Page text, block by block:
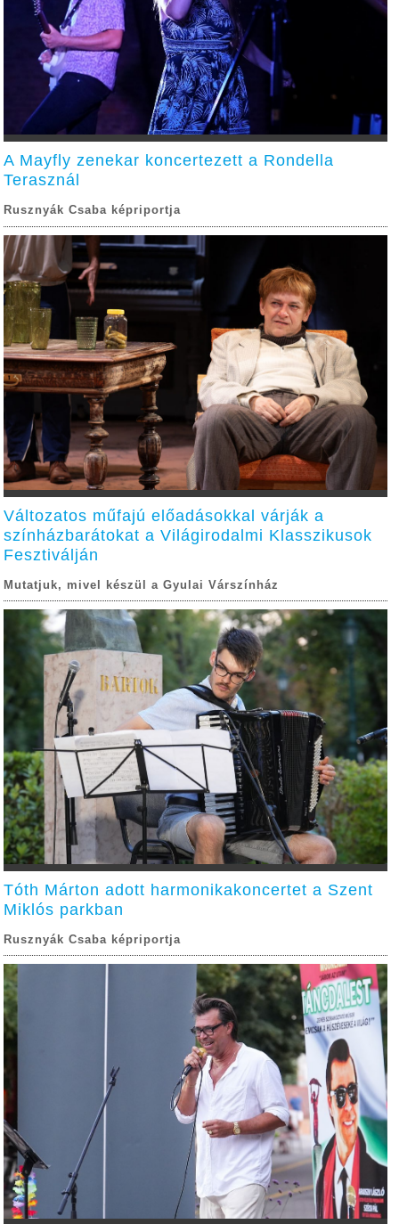
A Mayfly zenekar koncertezett a Rondella
Terasznál
Rusznyák Csaba képriportja
Változatos műfajú előadásokkal várják a
színházbarátokat a Világirodalmi Klasszikusok
Fesztiválján
Mutatjuk, mivel készül a Gyulai Várszínház
Tóth Márton adott harmonikakoncertet a Szent
Miklós parkban
Rusznyák Csaba képriportja